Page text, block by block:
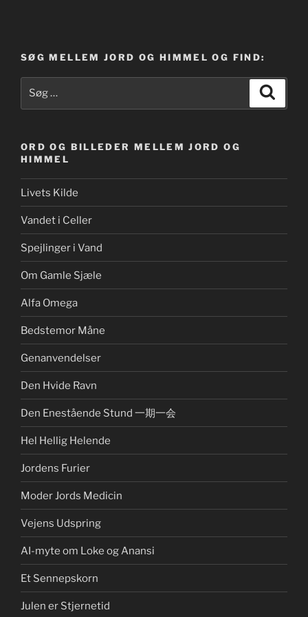
SØG MELLEM JORD OG HIMMEL OG FIND:
efter:
ORD OG BILLEDER MELLEM JORD OG
HIMMEL
Livets Kilde
Vandet i Celler
Spejlinger i Vand
Om Gamle Sjæle
Alfa Omega
Bedstemor Måne
Genanvendelser
Den Hvide Ravn
Den Enestående Stund 一期一会
Hel Hellig Helende
Jordens Furier
Moder Jords Medicin
Vejens Udspring
AI-myte om Loke og Anansi
Et Sennepskorn
Julen er Stjernetid